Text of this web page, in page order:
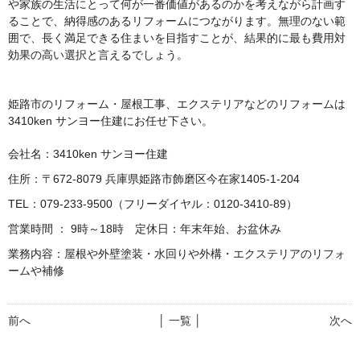
や家族の生活にとって何が一番価値があるのかを考えながら計画す
ることで、納得感のあるリフォームにつながります。無理のない範
囲で、長く満足できる住まいを目指すことが、結果的に最も費用対
効果の高い選択と言えるでしょう。
姫路市のリフォーム・屋根工事、エクステリアなどのリフォームは
3410ken サンヨー住建にお任せ下さい。
会社名：3410ken サンヨー住建
住所：〒672-8079 兵庫県姫路市飾磨区今在家1405-1-204
TEL：079-233-9500（フリーダイヤル：0120-3410-89）
営業時間 ： 9時～18時 定休日：年末年始、お盆休み
業務内容：屋根や外壁塗装・水回りや外構・エクステリアのリフォ
ームや補修
前へ 次へ
│ 一覧 │